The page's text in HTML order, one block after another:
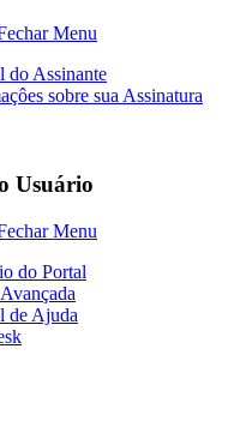
Menu
do Assinante
sobre sua Assinatura
Usuário
Menu
do Portal
de Ajuda